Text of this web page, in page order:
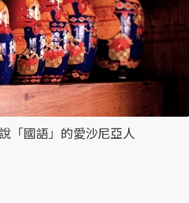
「國語」的愛沙尼亞人